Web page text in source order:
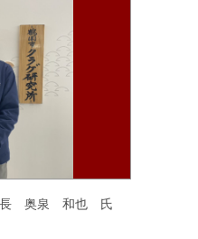
長 奥泉 和也 氏